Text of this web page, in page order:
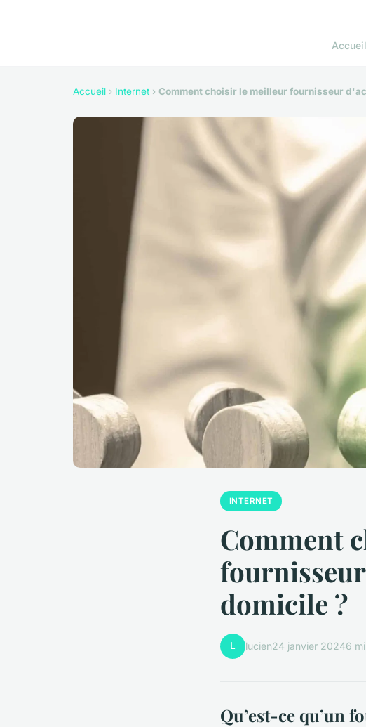
Accueil
Accueil › Internet › Comment choisir le meilleur fournisseur
INTERNET
Comment
domicile ?
L lucien24 janvier 20246
Qu’est-ce qu’un